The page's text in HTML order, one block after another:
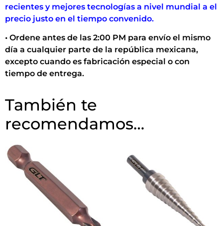
recientes y mejores tecnologías a nivel mundial a el
precio justo en el tiempo convenido.
• Ordene antes de las 2:00 PM para envío el mismo
día a cualquier parte de la república mexicana,
excepto cuando es fabricación especial o con
tiempo de entrega.
También te
recomendamos…